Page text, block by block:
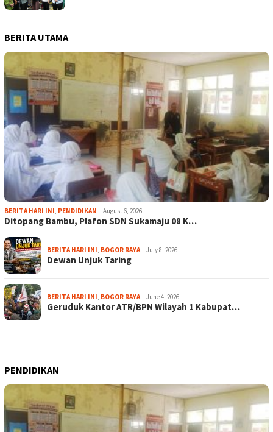
BERITA UTAMA
BERITA HARI INI, PENDIDIKAN August 6, 2026
Ditopang Bambu, Plafon SDN Sukamaju 08 K…
BERITA HARI INI, BOGOR RAYA July 8, 2026
Dewan Unjuk Taring
BERITA HARI INI, BOGOR RAYA June 4, 2026
Geruduk Kantor ATR/BPN Wilayah 1 Kabupat…
PENDIDIKAN